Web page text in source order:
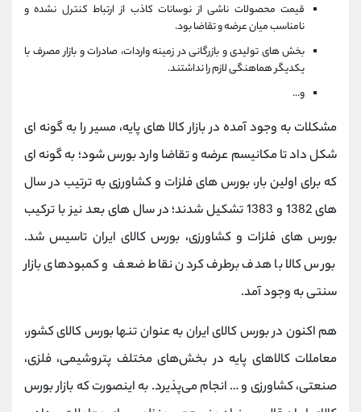
قیمت محصولات ناشی از نوسانات کاذب از ارتباط کنترل نشده و
نامناسب میان عرضه و تقاضا بود.
بخش های تولیدی و بازرگانی در زمینه واردات، صادرات و بازار مصرف با
یکدیگر هماهنگی لازم را نداشتند.
و...
مشکلات به وجود آمده در بازار کالا های پایه، مسیر را به گونه ای
شکل داد تا مکانیسم عرضه و تقاضا وارد بورس شود؛ به گونه ای
که برای اولین بار، بورس های فلزات و کشاورزی به ترتیب در سال
های 1382 و 1383 تشکیل شدند؛ در سال های بعد نیز با ترکیب
بورس های فلزات و کشاورزی، بورس کالای ایران تاسیس شد.
بورس کالا با هدف برطرف کردن نقاط ضعف و کمبودهای بازار
سنتی به وجود آمد.
هم اکنون در بورس کالای ایران به عنوان تنها بورس کالای کشور،
معاملات کالاهای پایه در بخش‌های مختلف پتروشیمی، فلزی،
صنعتی، کشاورزی و … انجام می‌پذیرد. به اینصورت که بازار بورس